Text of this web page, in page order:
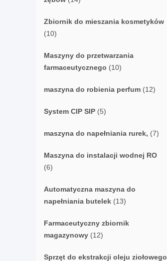
Zbiornik do mieszania kosmetyków
(10)
Maszyny do przetwarzania
farmaceutycznego (10)
maszyna do robienia perfum (12)
System CIP SIP (5)
maszyna do napełniania rurek, (7)
Maszyna do instalacji wodnej RO
(6)
Automatyczna maszyna do
napełniania butelek (13)
Farmaceutyczny zbiornik
magazynowy (12)
Sprzęt do ekstrakcji oleju ziołowego